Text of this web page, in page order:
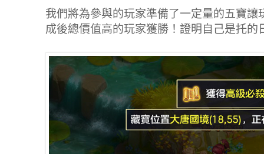
我們將為參與的玩家準備了一定量的五寶
成後總價值高的玩家獲勝！證明自己是托的